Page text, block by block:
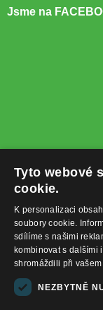
Jsme na
Tyto webové
cookie.
K personalizaci
soubory cookie.
sdílíme s našimi
kombinovat s dalšími
shromáždili při
NEZBYTNĚ